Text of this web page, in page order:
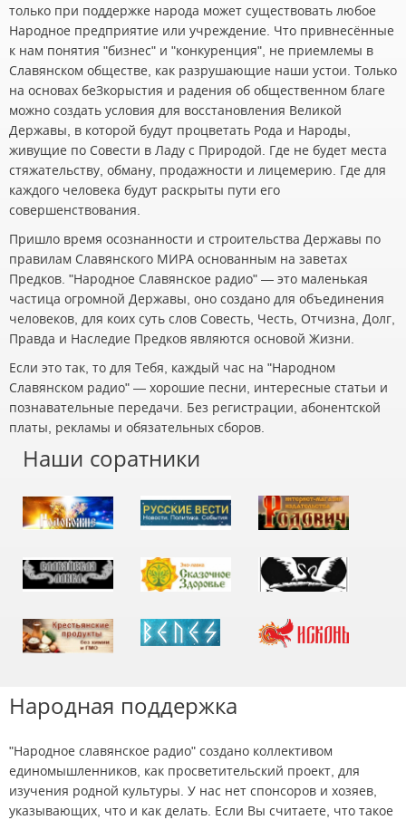
только при поддержке народа может существовать любое
Народное предприятие или учреждение. Что привнесённые
к нам понятия "бизнес" и "конкуренция", не приемлемы в
Славянском обществе, как разрушающие наши устои. Только
на основах беЗкорыстия и радения об общественном благе
можно создать условия для восстановления Великой
Державы, в которой будут процветать Рода и Народы,
живущие по Совести в Ладу с Природой. Где не будет места
стяжательству, обману, продажности и лицемерию. Где для
каждого человека будут раскрыты пути его
совершенствования.
Пришло время осознанности и строительства Державы по
правилам Славянского МИРА основанным на заветах
Предков. "Народное Славянское радио" — это маленькая
частица огромной Державы, оно создано для объединения
человеков, для коих суть слов Совесть, Честь, Отчизна, Долг,
Правда и Наследие Предков являются основой Жизни.
Если это так, то для Тебя, каждый час на "Народном
Славянском радио" — хорошие песни, интересные статьи и
познавательные передачи. Без регистрации, абонентской
платы, рекламы и обязательных сборов.
Наши соратники
Народная поддержка
"Народное славянское радио" создано коллективом
единомышленников, как просветительский проект, для
изучения родной культуры. У нас нет спонсоров и хозяев,
указывающих, что и как делать. Если Вы считаете, что такое